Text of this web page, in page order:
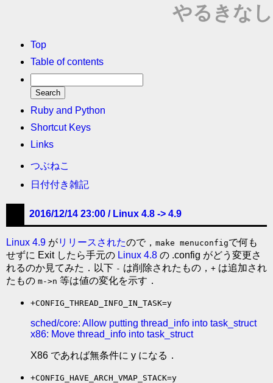
やるきなし
Top
Table of contents
Ruby and Python
Shortcut Keys
Links
つぶねこ
日付付き雑記
2016/12/14 23:00 / Linux 4.8 -> 4.9
Linux 4.9 がリリースされたので， make menuconfigで何も
せずに Exit したら手元の Linux 4.8 の .config がどう変更さ
れるのか見てみた．以下 - は削除されたもの， + は追加され
たもの m->n 等は値の変化を示す．
+CONFIG_THREAD_INFO_IN_TASK=y
sched/core: Allow putting thread_info into task_struct
x86: Move thread_info into task_struct
X86 であれば無条件に y になる．
+CONFIG_HAVE_ARCH_VMAP_STACK=y